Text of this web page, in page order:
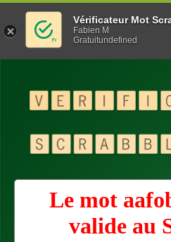
Le mot
valide au
Vérificateur Mot
Fabien M
Gratuitundefined